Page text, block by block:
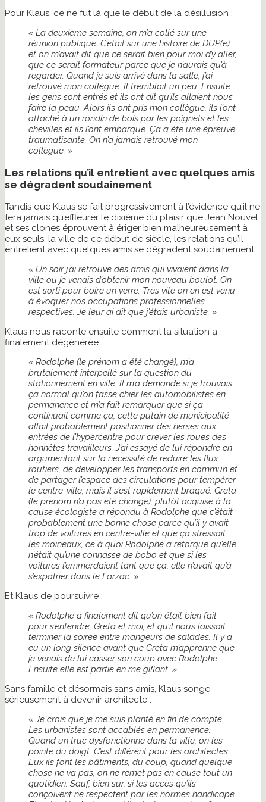
Pour Klaus, ce ne fut là que le début de la désillusion :
« La deuxième semaine, on m’a collé sur une
réunion publique. C’était sur une histoire de DUP(e)
et on m’avait dit que ce serait bien pour moi d’y aller,
que ce serait formateur parce que je n’aurais qu’à
regarder. Quand je suis arrivé dans la salle, j’ai
retrouvé mon collègue. Il tremblait un peu. Ensuite
les gens sont entrés et ils ont dit qu’ils allaient nous
faire la peau. Alors ils ont pris mon collègue, ils l’ont
attaché à un rondin de bois par les poignets et les
chevilles et ils l’ont embarqué. Ça a été une épreuve
traumatisante. On n’a jamais retrouvé mon
collègue. »
Les relations qu’il entretient avec quelques amis
se dégradent soudainement
Tandis que Klaus se fait progressivement à l’évidence qu’il ne
fera jamais qu’effleurer le dixième du plaisir que Jean Nouvel
et ses clones éprouvent à ériger bien malheureusement à
eux seuls, la ville de ce début de siècle, les relations qu’il
entretient avec quelques amis se dégradent soudainement :
« Un soir j’ai retrouvé des amis qui vivaient dans la
ville ou je venais d’obtenir mon nouveau boulot. On
est sorti pour boire un verre. Très vite on en est venu
à évoquer nos occupations professionnelles
respectives. Je leur ai dit que j’étais urbaniste. »
Klaus nous raconte ensuite comment la situation a
finalement dégénérée :
« Rodolphe (le prénom a été changé), m’a
brutalement interpellé sur la question du
stationnement en ville. Il m’a demandé si je trouvais
ça normal qu’on fasse chier les automobilistes en
permanence et m’a fait remarquer que si ça
continuait comme ça, cette putain de municipalité
allait probablement positionner des herses aux
entrées de l’hypercentre pour crever les roues des
honnêtes travailleurs. J’ai essayé de lui répondre en
argumentant sur la nécessité de réduire les flux
routiers, de développer les transports en commun et
de partager l’espace des circulations pour tempérer
le centre-ville, mais il s’est rapidement braqué. Greta
(le prénom n’a pas été changé), plutôt acquise à la
cause écologiste a répondu à Rodolphe que c’était
probablement une bonne chose parce qu’il y avait
trop de voitures en centre-ville et que ça stressait
les moineaux, ce à quoi Rodolphe a rétorqué qu’elle
n’était qu’une connasse de bobo et que si les
voitures l’emmerdaient tant que ça, elle n’avait qu’à
s’expatrier dans le Larzac. »
Et Klaus de poursuivre :
« Rodolphe a finalement dit qu’on était bien fait
pour s’entendre, Greta et moi, et qu’il nous laissait
terminer la soirée entre mangeurs de salades. Il y a
eu un long silence avant que Greta m’apprenne que
je venais de lui casser son coup avec Rodolphe.
Ensuite elle est partie en me giflant. »
Sans famille et désormais sans amis, Klaus songe
sérieusement à devenir architecte :
« Je crois que je me suis planté en fin de compte.
Les urbanistes sont accablés en permanence.
Quand un truc dysfonctionne dans la ville, on les
pointe du doigt. C’est différent pour les architectes.
Eux ils font les bâtiments, du coup, quand quelque
chose ne va pas, on ne remet pas en cause tout un
quotidien. Sauf, bien sur, si les accès qu’ils
conçoivent ne respectent par les normes handicapé.